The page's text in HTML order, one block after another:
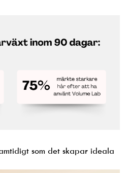
som det skapar ideala